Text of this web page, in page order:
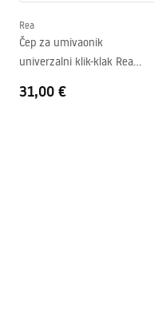
Oblik
Otvor za slavinu
Rea
Čep za umivaonik
univerzalni klik-klak Rea
31,00 €